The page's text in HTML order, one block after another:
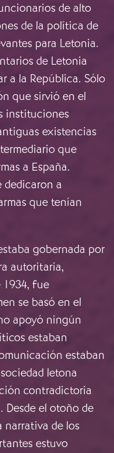
de alto
de la política de
para Letonia.
de Letonia
a la República. Sólo
que sirvió en el
instituciones
existencias
que
a España.
dedicaron a
que tenían
gobernada por
autoritaria,
1934, fue
se basó en el
apoyó ningún
estaban
estaban
letona
contradictoria
Desde el otoño de
narrativa de los
estuvo